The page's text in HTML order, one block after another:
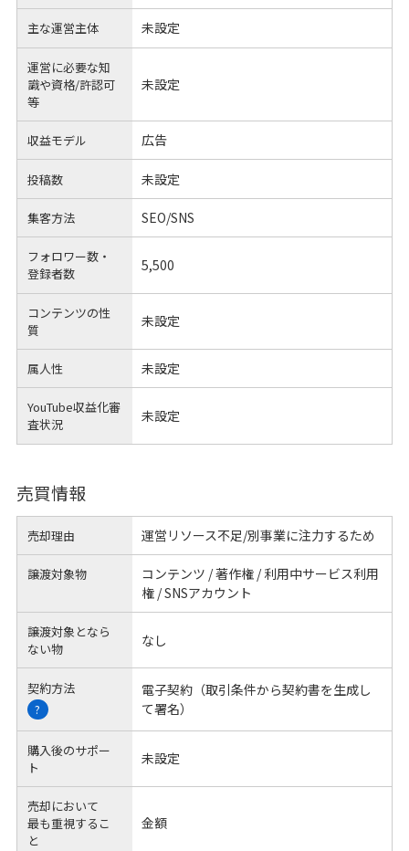
主な運営主体 未設定
運営に必要な知
識や資格/許認可
等
未設定
収益モデル 広告
投稿数 未設定
集客方法 SEO/SNS
フォロワー数・
登録者数
5,500
コンテンツの性
質
未設定
属人性 未設定
YouTube収益化審
査状況
未設定
売買情報
売却理由 運営リソース不足/別事業に注力するため
譲渡対象物
コンテンツ / 著作権 / 利用中サービス利用
権 / SNSアカウント
譲渡対象となら
ない物
なし
契約方法
?
電子契約（取引条件から契約書を生成し
て署名）
購入後のサポー
ト
未設定
売却において
最も重視するこ
と
金額